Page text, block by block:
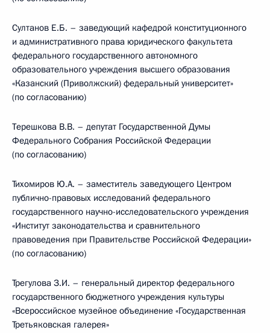
Султанов Е.Б. – заведующий кафедрой конституционного
и административного права юридического факультета
федерального государственного автономного
образовательного учреждения высшего образования
«Казанский (Приволжский) федеральный университет»
(по согласованию)
Терешкова В.В. – депутат Государственной Думы
Федерального Собрания Российской Федерации
(по согласованию)
Тихомиров Ю.А. – заместитель заведующего Центром
публично-правовых исследований федерального
государственного научно-исследовательского учреждения
«Институт законодательства и сравнительного
правоведения при Правительстве Российской Федерации»
(по согласованию)
Трегулова З.И. – генеральный директор федерального
государственного бюджетного учреждения культуры
«Всероссийское музейное объединение «Государственная
Третьяковская галерея»